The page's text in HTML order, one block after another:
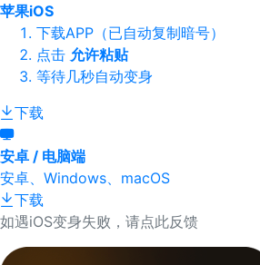
苹果iOS
下载APP（已自动复制暗号）
点击 允许粘贴
等待几秒自动变身
下载
安卓 / 电脑端
安卓、Windows、macOS
下载
如遇iOS变身失败，请点此反馈